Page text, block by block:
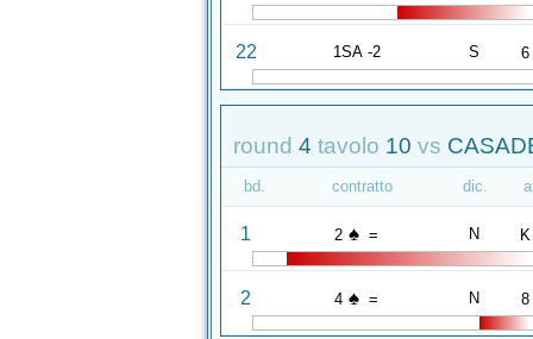
22 1SA -2 S 6
round 4 tavolo 10 vs
bd. contratto dic.
1 2 ♠ = N K
2 4 ♠ = N 8